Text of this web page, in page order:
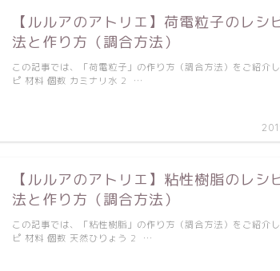
【ルルアのアトリエ】荷電粒子のレシ
法と作り方（調合方法）
この記事では、「荷電粒子」の作り方（調合方法）をご紹介
ピ 材料 個数 カミナリ水 2 …
【ルルアのアトリエ】粘性樹脂のレシ
法と作り方（調合方法）
この記事では、「粘性樹脂」の作り方（調合方法）をご紹介
ピ 材料 個数 天然ひりょう 2 …